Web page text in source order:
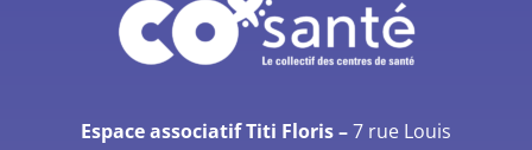
Espace associatif Titi Floris –7 rue Louis